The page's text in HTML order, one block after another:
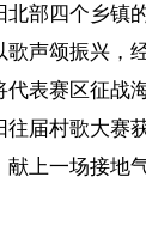
部四个乡镇
歌声颂振兴，
代表赛区征战
往届村歌大赛
献上一场接地